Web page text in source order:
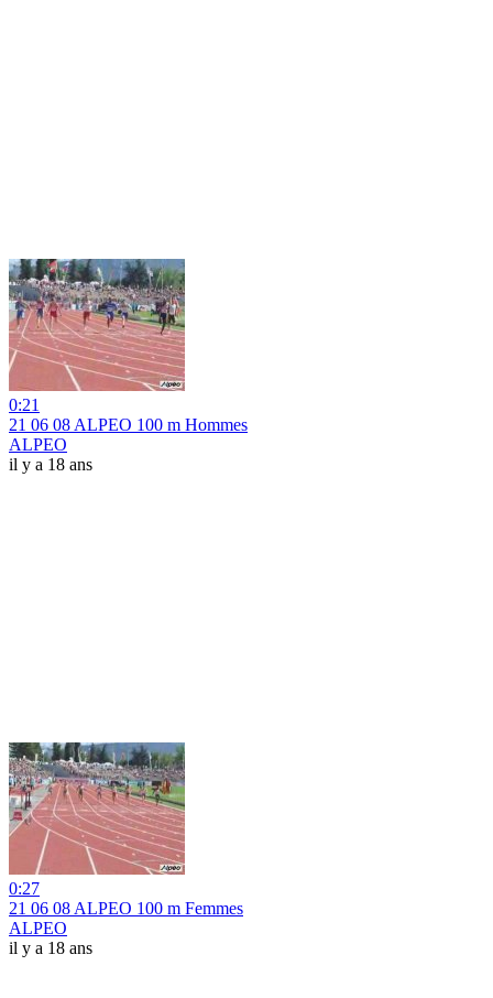
0:21
21 06 08 ALPEO 100 m Hommes
ALPEO
il y a 18 ans
0:27
21 06 08 ALPEO 100 m Femmes
ALPEO
il y a 18 ans